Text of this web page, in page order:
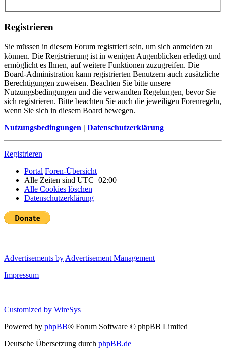
Registrieren
Sie müssen in diesem Forum registriert sein, um sich anmelden zu
können. Die Registrierung ist in wenigen Augenblicken erledigt und
ermöglicht es Ihnen, auf weitere Funktionen zuzugreifen. Die
Board-Administration kann registrierten Benutzern auch zusätzliche
Berechtigungen zuweisen. Beachten Sie bitte unsere
Nutzungsbedingungen und die verwandten Regelungen, bevor Sie
sich registrieren. Bitte beachten Sie auch die jeweiligen Forenregeln,
wenn Sie sich in diesem Board bewegen.
Nutzungsbedingungen | Datenschutzerklärung
Registrieren
Portal Foren-Übersicht
Alle Zeiten sind UTC+02:00
Alle Cookies löschen
Datenschutzerklärung
Advertisements by Advertisement Management
Impressum
Customized by WireSys
Powered by phpBB® Forum Software © phpBB Limited
Deutsche Übersetzung durch phpBB.de